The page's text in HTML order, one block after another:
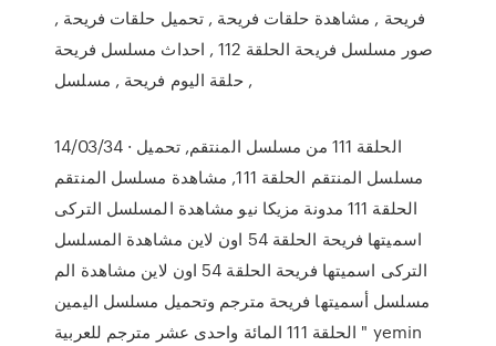
فريحة , مشاهدة حلقات فريحة , تحميل حلقات فريحة ,
صور مسلسل فريحة الحلقة 112 , احداث مسلسل فريحة
, حلقة اليوم فريحة , مسلسل
14/03/34 · الحلقة 111 من مسلسل المنتقم, تحميل
مسلسل المنتقم الحلقة 111, مشاهدة مسلسل المنتقم
الحلقة 111 مدونة مزيكا نيو مشاهدة المسلسل التركى
اسميتها فريحة الحلقة 54 اون لاين مشاهدة المسلسل
التركى اسميتها فريحة الحلقة 54 اون لاين مشاهدة الم
مسلسل أسميتها فريحة مترجم وتحميل مسلسل اليمين
الحلقة 111 المائة واحدى عشر مترجم للعربية " yemin